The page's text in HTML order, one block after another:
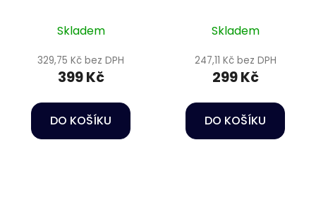
Skladem
329,75 Kč bez DPH
399 Kč
DO KOŠÍKU
ml
Skladem
247,11 Kč bez DPH
299 Kč
DO KOŠÍKU